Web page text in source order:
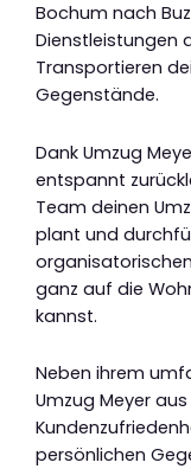
Bochum nach
Dienstleistungen
Transportieren
Gegenstände.
Dank Umzug
entspannt
Team deinen
plant und
ganz auf die
kannst.
Neben ihrem
Umzug Meyer
persönlichen